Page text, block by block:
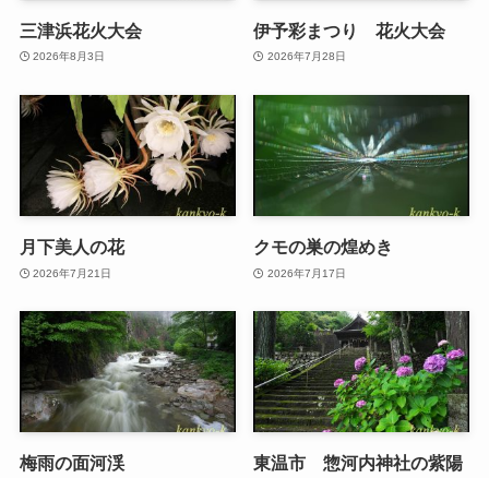
三津浜花火大会
2026年8月3日
伊予彩まつり 花火大会
2026年7月28日
月下美人の花
2026年7月21日
クモの巣の煌めき
2026年7月17日
梅雨の面河渓
東温市 惣河内神社の紫陽